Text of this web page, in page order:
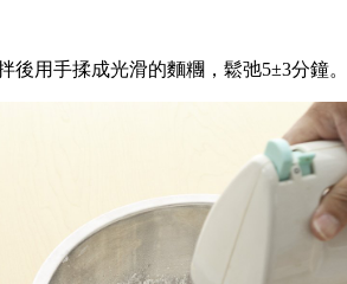
後用手揉成光滑的麵糰，鬆弛5±3分鐘。